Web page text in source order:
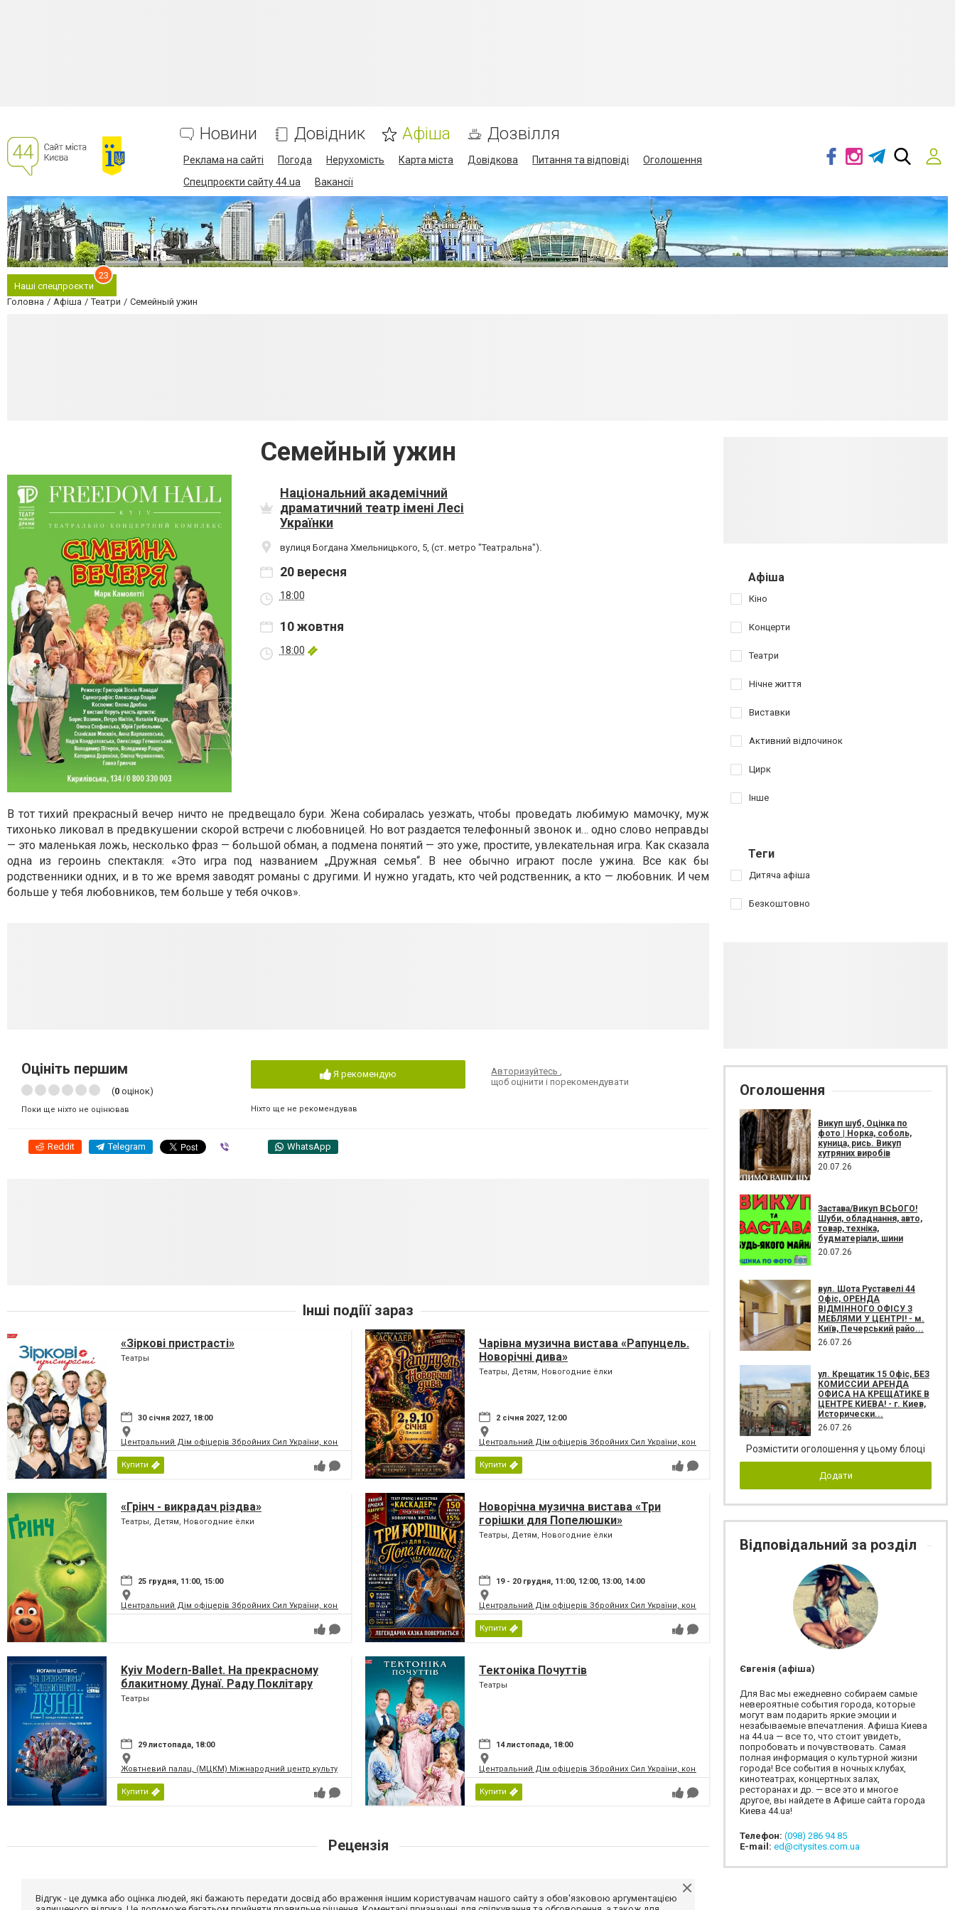
Новини Довідник Афіша Дозвілля
Реклама на сайті Погода Нерухомість Карта міста Довідкова Питання та відповіді
Оголошення
Спецпроєкти сайту 44.ua
Вакансії
Наші спецпроєкти
23
Головна Афіша Театри Семейный ужин
Семейный ужин
Національний академічний
драматичний театр імені Лесі
Українки
вулиця Богдана Хмельницького, 5, (ст. метро "Театральна").
20 вересня
18:00
10 жовтня
18:00
В тот тихий прекрасный вечер ничто не предвещало бури. Жена собиралась уезжать, чтобы проведать любимую мамочку, муж
тихонько ликовал в предвкушении скорой встречи с любовницей. Но вот раздается телефонный звонок и… одно слово неправды
— это маленькая ложь, несколько фраз — большой обман, а подмена понятий — это уже, простите, увлекательная игра. Как сказала
одна из героинь спектакля: «Это игра под названием „Дружная семья“. В нее обычно играют после ужина. Все как бы
родственники одних, и в то же время заводят романы с другими. И нужно угадать, кто чей родственник, а кто — любовник. И чем
больше у тебя любовников, тем больше у тебя очков».
Оцініть першим
(0 оцінок)
Поки ще ніхто не оцінював
Я рекомендую
Ніхто ще не рекомендував
Авторизуйтесь
щоб оцінити і порекомендувати
Reddit Telegram WhatsApp
Інші подіїї зараз
«Зіркові пристрасті»
Театры
30 січня 2027, 18:00
Центральний Дім офіцерів Збройних Сил України, концертний зал
Купити
Чарівна музична вистава «Рапунцель.
Новорічні дива»
Театры, Детям, Новогодние ёлки
2 січня 2027, 12:00
Центральний Дім офіцерів Збройних Сил України, концертний зал
Купити
«Грінч - викрадач різдва»
Театры, Детям, Новогодние ёлки
25 грудня, 11:00, 15:00
Центральний Дім офіцерів Збройних Сил України, концертний зал
Новорічна музична вистава «Три
горішки для Попелюшки»
Театры, Детям, Новогодние ёлки
19 - 20 грудня, 11:00, 12:00, 13:00, 14:00
Центральний Дім офіцерів Збройних Сил України, концертний зал
Купити
Kyiv Modern-Ballet. На прекрасному
блакитному Дунаї. Раду Поклітару
Театры
29 листопада, 18:00
Жовтневий палац, (МЦКМ) Міжнародний центр культури і мистецтв Федерації профспілок України
Купити
Тектоніка Почуттів
Театры
14 листопада, 18:00
Центральний Дім офіцерів Збройних Сил України, концертний зал
Купити
Рецензія
Відгук - це думка або оцінка людей, які бажають передати досвід або враження іншим користувачам нашого сайту з обов'язковою аргументацією
Афіша
Кіно
Концерти
Театри
Нічне життя
Виставки
Активний відпочинок
Цирк
Інше
Теги
Дитяча афіша
Безкоштовно
Оголошення
Викуп шуб, Оцінка по
фото | Норка, соболь,
куница, рись. Викуп
хутряних виробів
20.07.26
Застава/Викуп ВСЬОГО!
Шуби, обладнання, авто,
товар, техніка,
будматеріали, шини
20.07.26
вул. Шота Руставелі 44
Офіс, ОРЕНДА
ВІДМІННОГО ОФІСУ З
МЕБЛЯМИ У ЦЕНТРІ! - м.
Київ, Печерський райо...
26.07.26
ул. Крещатик 15 Офіс, БЕЗ
КОМИССИИ АРЕНДА
ОФИСА НА КРЕЩАТИКЕ В
ЦЕНТРЕ КИЕВА! - г. Киев,
Исторически...
26.07.26
Розмістити оголошення у цьому блоці
Додати
Відповідальний за розділ
Євгенія (афіша)
Для Вас мы ежедневно собираем самые
невероятные события города, которые
могут вам подарить яркие эмоции и
незабываемые впечатления. Афиша Киева
на 44.ua — все то, что стоит увидеть,
попробовать и почувствовать. Самая
полная информация о культурной жизни
города! Все события в ночных клубах,
кинотеатрах, концертных залах,
ресторанах и др. — все это и многое
другое, вы найдете в Афише сайта города
Киева 44.ua!
Телефон: (098) 286 94 85
E-mail: ed@citysites.com.ua